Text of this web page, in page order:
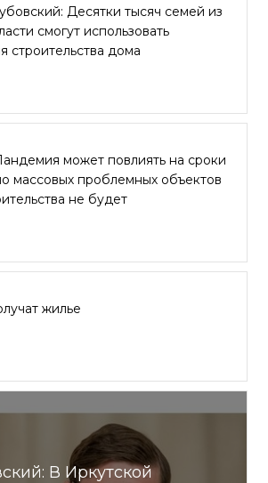
Десятки тысяч семей из
смогут использовать
строительства дома
может повлиять на сроки
массовых проблемных объектов
не будет
жилье
В Иркутской